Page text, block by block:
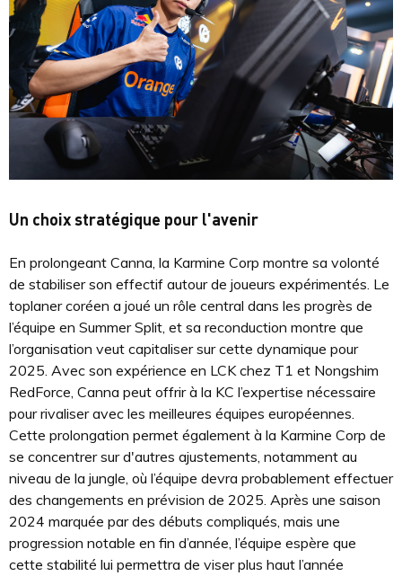
Un choix stratégique pour l'avenir
En prolongeant Canna, la Karmine Corp montre sa volonté
de stabiliser son effectif autour de joueurs expérimentés. Le
toplaner coréen a joué un rôle central dans les progrès de
l’équipe en Summer Split, et sa reconduction montre que
l’organisation veut capitaliser sur cette dynamique pour
2025. Avec son expérience en LCK chez T1 et Nongshim
RedForce, Canna peut offrir à la KC l’expertise nécessaire
pour rivaliser avec les meilleures équipes européennes.
Cette prolongation permet également à la Karmine Corp de
se concentrer sur d'autres ajustements, notamment au
niveau de la jungle, où l’équipe devra probablement effectuer
des changements en prévision de 2025. Après une saison
2024 marquée par des débuts compliqués, mais une
progression notable en fin d’année, l’équipe espère que
cette stabilité lui permettra de viser plus haut l’année